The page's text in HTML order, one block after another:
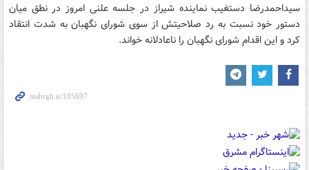
سیداحمدرضا دستغیب نماینده شیراز در جلسه علنی امروز در نطق میان
دستور خود نسبت به رد صلاحیتش از سوی شورای نگهبان به شدت انتقاد
کرد و این اقدام شورای نگهبان را ناعادلانه خواند.